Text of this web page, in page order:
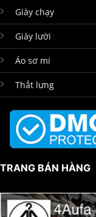
Giày chạy
Giày lười
Áo sơ mi
Thắt lưng
TRANG BÁN HÀNG